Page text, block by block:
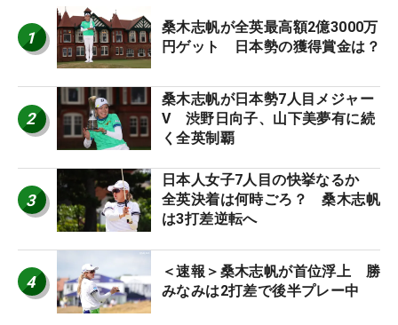
1
桑木志帆が全英最高額2億3000万
円ゲット 日本勢の獲得賞金は？
2
桑木志帆が日本勢7人目メジャー
V 渋野日向子、山下美夢有に続
く全英制覇
3
日本人女子7人目の快挙なるか
全英決着は何時ごろ？ 桑木志帆
は3打差逆転へ
4
＜速報＞桑木志帆が首位浮上 勝
みなみは2打差で後半プレー中